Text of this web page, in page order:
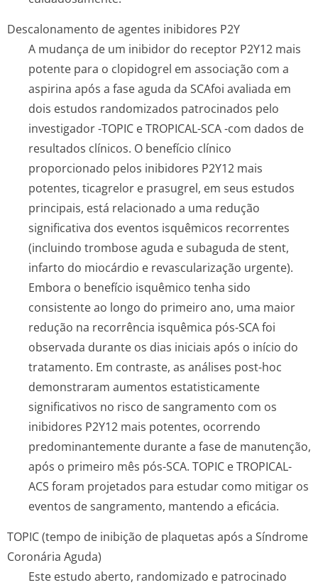
Descalonamento de agentes inibidores P2Y
A mudança de um inibidor do receptor P2Y12 mais
potente para o clopidogrel em associação com a
aspirina após a fase aguda da SCAfoi avaliada em
dois estudos randomizados patrocinados pelo
investigador -TOPIC e TROPICAL-SCA -com dados de
resultados clínicos. O benefício clínico
proporcionado pelos inibidores P2Y12 mais
potentes, ticagrelor e prasugrel, em seus estudos
principais, está relacionado a uma redução
significativa dos eventos isquêmicos recorrentes
(incluindo trombose aguda e subaguda de stent,
infarto do miocárdio e revascularização urgente).
Embora o benefício isquêmico tenha sido
consistente ao longo do primeiro ano, uma maior
redução na recorrência isquêmica pós-SCA foi
observada durante os dias iniciais após o início do
tratamento. Em contraste, as análises post-hoc
demonstraram aumentos estatisticamente
significativos no risco de sangramento com os
inibidores P2Y12 mais potentes, ocorrendo
predominantemente durante a fase de manutenção,
após o primeiro mês pós-SCA. TOPIC e TROPICAL-
ACS foram projetados para estudar como mitigar os
eventos de sangramento, mantendo a eficácia.
TOPIC (tempo de inibição de plaquetas após a Síndrome
Coronária Aguda)
Este estudo aberto, randomizado e patrocinado